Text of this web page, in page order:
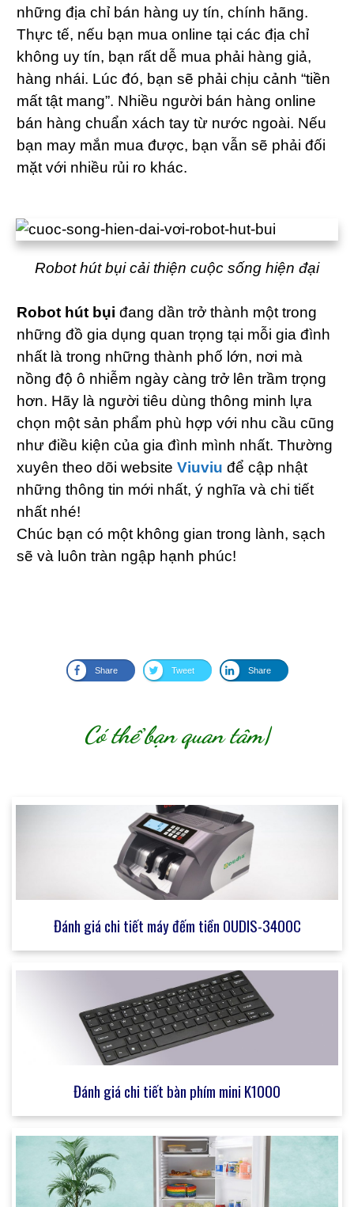
những địa chỉ bán hàng uy tín, chính hãng.
Thực tế, nếu bạn mua online tại các địa chỉ
không uy tín, bạn rất dễ mua phải hàng giả,
hàng nhái. Lúc đó, bạn sẽ phải chịu cảnh “tiền
mất tật mang”. Nhiều người bán hàng online
bán hàng chuẩn xách tay từ nước ngoài. Nếu
bạn may mắn mua được, bạn vẫn sẽ phải đối
mặt với nhiều rủi ro khác.
Robot hút bụi cải thiện cuộc sống hiện đại
Robot hút bụi đang dần trở thành một trong
những đồ gia dụng quan trọng tại mỗi gia đình
nhất là trong những thành phố lớn, nơi mà
nồng độ ô nhiễm ngày càng trở lên trầm trọng
hơn. Hãy là người tiêu dùng thông minh lựa
chọn một sản phẩm phù hợp với nhu cầu cũng
như điều kiện của gia đình mình nhất. Thường
xuyên theo dõi website Viuviu để cập nhật
những thông tin mới nhất, ý nghĩa và chi tiết
nhất nhé!
Chúc bạn có một không gian trong lành, sạch
sẽ và luôn tràn ngập hạnh phúc!
Share Tweet Share
Có thể bạn quan tâm|
Đánh giá chi tiết máy đếm tiền OUDIS-3400C
Đánh giá chi tiết bàn phím mini K1000